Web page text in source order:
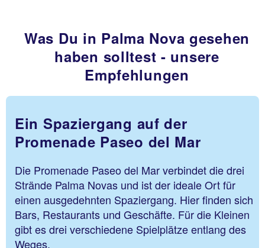
Was Du in Palma Nova gesehen
haben solltest - unsere
Empfehlungen
Ein Spaziergang auf der
Promenade Paseo del Mar
Die Promenade Paseo del Mar verbindet die drei
Strände Palma Novas und ist der ideale Ort für
einen ausgedehnten Spaziergang. Hier finden sich
Bars, Restaurants und Geschäfte. Für die Kleinen
gibt es drei verschiedene Spielplätze entlang des
Weges.